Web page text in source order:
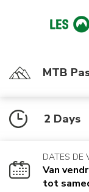
MTB
2 Days
DATES DE
Van
tot
MOUTAIN BIKE
CHÈQUE CADEAU
CLIMBING & CLIP'N
GYM, CARDIO &
CLASSES